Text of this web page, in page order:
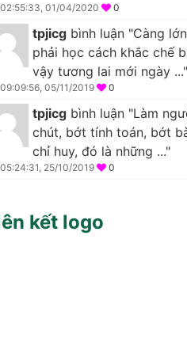
02:55:33, 01/04/2020 0
tpjicg bình luận "Càng
phải học cách khắc chế
vậy tương lai mới ngày ..."
09:09:56, 05/11/2019 0
tpjicg bình luận "Làm
chút, bớt tính toán, bớt
chỉ huy, đó là những ..."
05:24:31, 25/10/2019 0
kết logo